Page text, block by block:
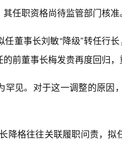
任职资格尚待监管部门核准
董事长刘敏“降级”转任行
前董事长梅发贵再度回归，
罕见。对于这一调整的原因
降格往往关联履职问责，拟